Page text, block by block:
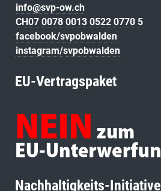
info@svp-ow.ch
CH07 0078 0013 0522 0770 5
facebook/svpobwalden
instagram/svpobwalden
EU-Vertragspaket
Nachhaltigkeits-Initiative